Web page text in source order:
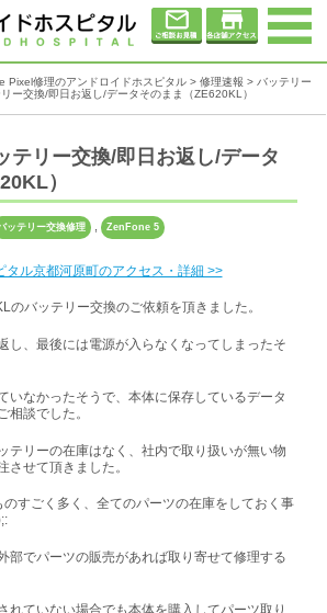
Pixel修理のアンドロイドホスピタル > 修理速報 > バッテリー
ー交換/即日お返し/データそのまま（ZE620KL）
テリー交換/即日お返し/データ
）
ッテリー交換修理 , ZenFone 5
タル京都河原町のアクセス・詳細 >>
のバッテリー交換のご依頼を頂きました。
し、最後には電源が入らなくなってしまったそ
いなかったそうで、本体に保存しているデータ
相談でした。
テリーの在庫はなく、社内で取り扱いが無い物
させて頂きました。
すごく多く、全てのパーツの在庫をしておく事
部でパーツの販売があれば取り寄せて修理する
れていない場合でも本体を購入してパーツ取り